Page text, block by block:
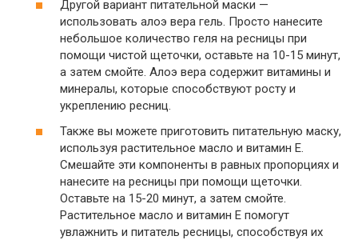
Другой вариант питательной маски —
использовать алоэ вера гель. Просто нанесите
небольшое количество геля на ресницы при
помощи чистой щеточки, оставьте на 10-15 минут,
а затем смойте. Алоэ вера содержит витамины и
минералы, которые способствуют росту и
укреплению ресниц.
Также вы можете приготовить питательную маску,
используя растительное масло и витамин Е.
Смешайте эти компоненты в равных пропорциях и
нанесите на ресницы при помощи щеточки.
Оставьте на 15-20 минут, а затем смойте.
Растительное масло и витамин Е помогут
увлажнить и питатель ресницы, способствуя их